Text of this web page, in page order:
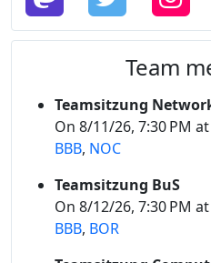
Team
Teamsitzung
On 8/11/26, 7:30 PM at
BBB, NOC
Teamsitzung BuS
On 8/12/26, 7:30 PM at
BBB, BOR